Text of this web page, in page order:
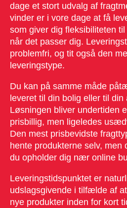
dage et stort udvalg af
vinder er i vore dage at få
som giver dig fleksibiliteten
når det passer dig.
problemfri, og tit også den
leveringstype.
Du kan på samme måde
leveret til din bolig eller til din
Løsningen bliver undertiden
prisbillig, men ligeledes
Den mest prisbevidste
hente produkterne selv,
du opholder dig nær online
Leveringstidspunktet er
udslagsgivende i tilfælde af
nye produkter inden for kort